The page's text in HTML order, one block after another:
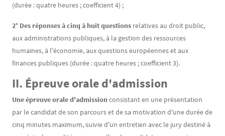
(durée : quatre heures ; coefficient 4) ;
2° Des réponses à cinq à huit questions relatives au droit public,
aux administrations publiques, à la gestion des ressources
humaines, à l'économie, aux questions européennes et aux
finances publiques (durée : quatre heures ; coefficient 3).
II. Épreuve orale d'admission
Une épreuve orale d'admissionconsistant en une présentation
par le candidat de son parcours et de sa motivation d'une durée de
cinq minutes maximum, suivie d'un entretien avec le jury destiné à